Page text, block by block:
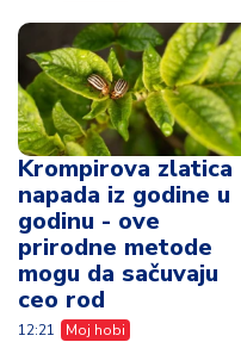
Krompirova zlatica
napada iz godine u
godinu - ove
prirodne metode
mogu da sačuvaju
ceo rod
12:21 Moj hobi